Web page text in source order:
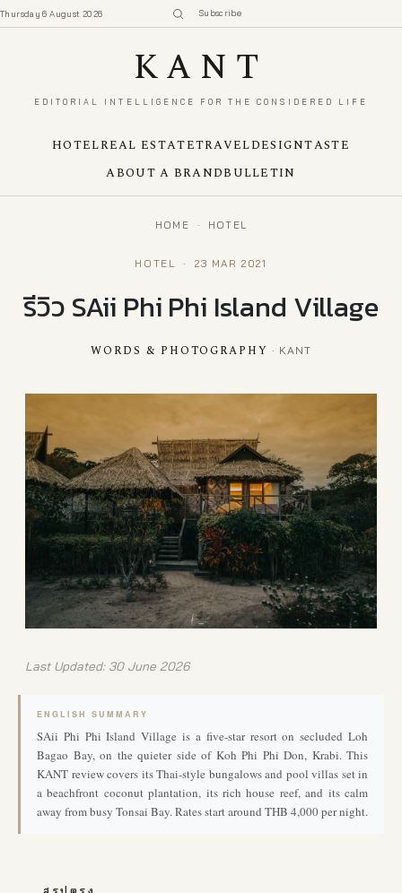
Thursday 6 August 2026 Subscribe
KANT
EDITORIAL INTELLIGENCE FOR THE CONSIDERED LIFE
HOTELREAL ESTATETRAVELDESIGNTASTE
ABOUT A BRANDBULLETIN
HOME · HOTEL
HOTEL · 23 MAR 2021
รีวิว SAii Phi Phi Island Village
WORDS & PHOTOGRAPHY · KANT
Last Updated: 30 June 2026
ENGLISH SUMMARY
SAii Phi Phi Island Village is a five-star resort on secluded Loh
Bagao Bay, on the quieter side of Koh Phi Phi Don, Krabi. This
KANT review covers its Thai-style bungalows and pool villas set in
a beachfront coconut plantation, its rich house reef, and its calm
away from busy Tonsai Bay. Rates start around THB 4,000 per night.